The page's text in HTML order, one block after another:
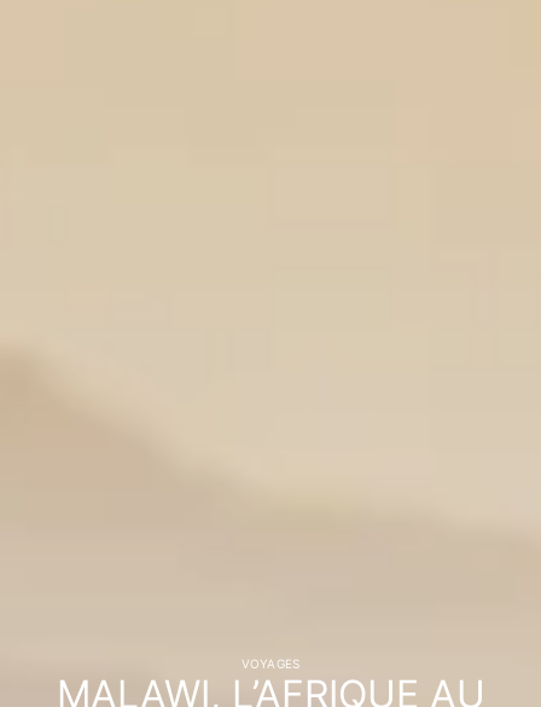
VOYAGES
MALAWI, L’AFRIQUE AU